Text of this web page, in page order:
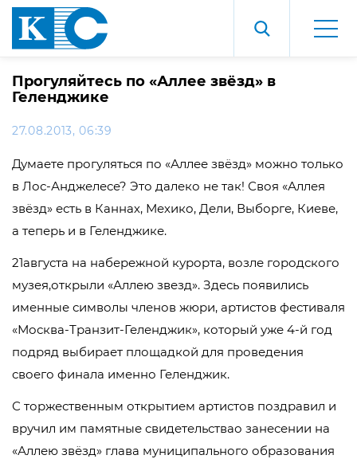
Прогуляйтесь по «Аллее звёзд» в
Геленджике
27.08.2013, 06:39
Думаете прогуляться по «Аллее звёзд» можно только
в Лос-Анджелесе? Это далеко не так! Своя «Аллея
звёзд» есть в Каннах, Мехико, Дели, Выборге, Киеве,
а теперь и в Геленджике.
21августа на набережной курорта, возле городского
музея,открыли «Аллею звезд». Здесь появились
именные символы членов жюри, артистов фестиваля
«Москва-Транзит-Геленджик», который уже 4-й год
подряд выбирает площадкой для проведения
своего финала именно Геленджик.
С торжественным открытием артистов поздравил и
вручил им памятные свидетельствао занесении на
«Аллею звёзд» глава муниципального образования